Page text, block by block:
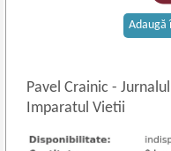
Pavel Crainic-
Imparatul Vietii
Adaugă